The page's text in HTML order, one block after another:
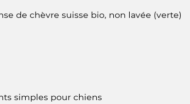
de chèvre suisse bio, non lavée (verte)
simples pour chiens